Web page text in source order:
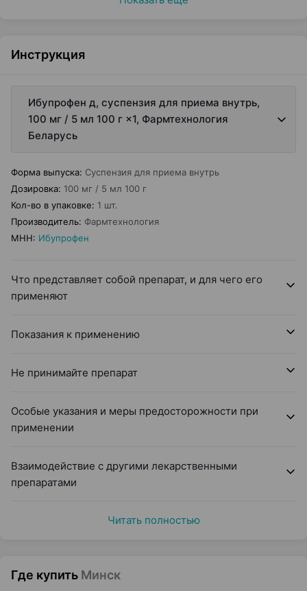
Инструкция
Ибупрофен д, суспензия для приема внутрь,
100 мг / 5 мл 100 г ×1, Фармтехнология
Беларусь
Форма выпуска: Суспензия для приема внутрь
Дозировка: 100 мг / 5 мл 100 г
Кол-во в упаковке: 1 шт.
Производитель: Фармтехнология
МНН: Ибупрофен
Что представляет собой препарат, и для чего его
применяют
Показания к применению
Не принимайте препарат
Особые указания и меры предосторожности при
применении
Взаимодействие с другими лекарственными
препаратами
Читать полностью
Где купить Минск